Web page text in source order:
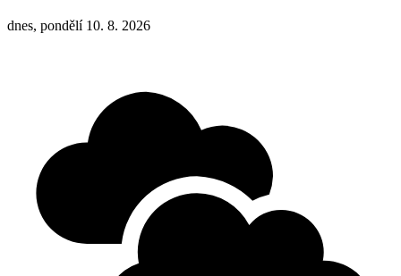
dnes, pondělí 10. 8. 2026